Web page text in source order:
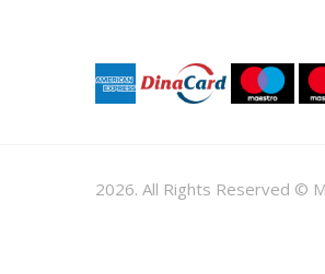
2026. All Rights Reserved ©